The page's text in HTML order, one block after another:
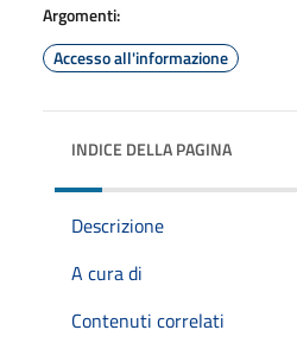
Argomenti:
Accesso all'informazione
INDICE DELLA PAGINA
Descrizione
A cura di
Contenuti correlati